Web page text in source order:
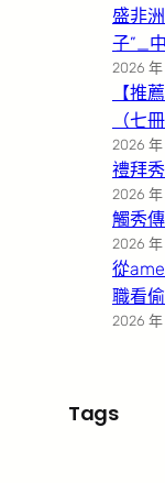
盛非
子”_
2026 年
【推
（七
2026 年
禮拜
2026 年
觸秀
2026 年
從
職看
2026 年
Tags